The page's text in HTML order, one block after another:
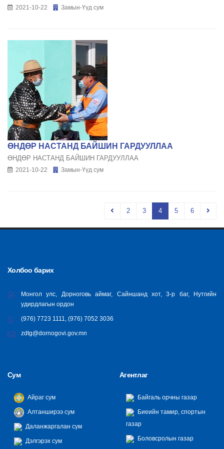
2021-10-22 Замын-Үүд сум
ӨНДӨР НАСТАНД БАЙШИН ГАРДУУЛЛАА
ӨНДӨР НАСТАНД БАЙШИН ГАРДУУЛЛАА
2021-10-22 Замын-Үүд сум
2 3 4 5 6
Холбоо барих
Монгол улс, Дорноговь аймаг, Сайншанд хот, 3-р баг, Нутгийн
удирдлагын ордон
(976) 7723 1111, (976) 7052 3036
zdtg@dornogovi.gov.mn
Сум
Айраг сум
Алтанширээ сум
Даланжаргалан сум
Дэлгэрэх сум
Агентлаг
Байгаль орчны газар
Биеийн тамир, спортын
газар
Боловсролын газар